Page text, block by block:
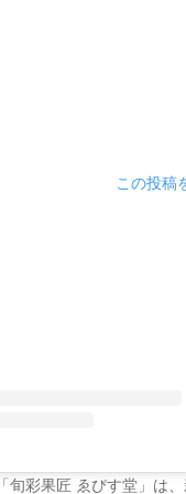
この投稿
旬彩果匠 ゑびす堂」は